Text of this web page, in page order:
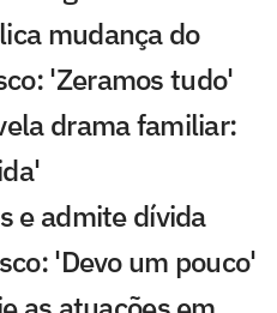
mudança do
'Zeramos tudo'
drama familiar:
e admite dívida
'Devo um pouco'